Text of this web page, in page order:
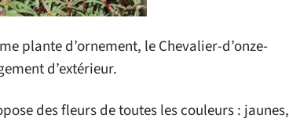
plante d’ornement, le Chevalier-d’onze-
d’extérieur.
des fleurs de toutes les couleurs : jaunes,